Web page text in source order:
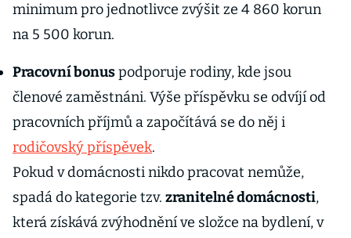
minimum pro jednotlivce zvýšit ze 4 860 korun
na 5 500 korun.
Pracovní bonuspodporuje rodiny, kde jsou
členové zaměstnáni. Výše příspěvku se odvíjí od
pracovních příjmů a započítává se do něj i
rodičovský příspěvek.
Pokud v domácnosti nikdo pracovat nemůže,
spadá do kategorie tzv. zranitelné domácnosti,
která získává zvýhodnění ve složce na bydlení, v